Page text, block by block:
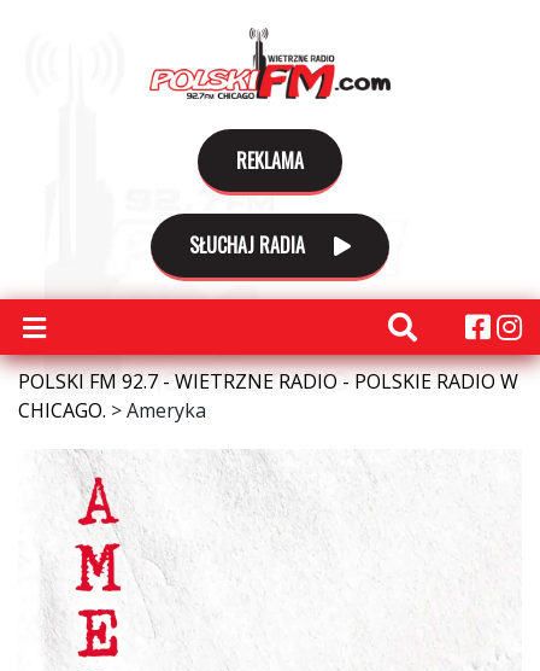
REKLAMA
SŁUCHAJ RADIA
POLSKI FM 92.7 - WIETRZNE RADIO - POLSKIE RADIO W
CHICAGO. >Ameryka